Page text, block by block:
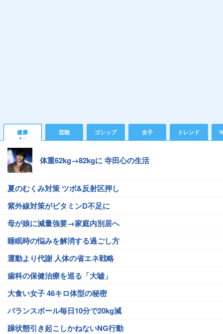
健康 芸能 ゴシップ 女子 トレンド
体重62kg→82kgに 寺田心の生活
夏のむくみ対策 ツボ&反射区押し
紫外線対策がビタミンD不足に
母が娘に減量強要→家庭内別居へ
睡眠時の悩みを解消する過ごし方
運動より代謝 人体の省エネ戦略
歯科の保健治療を巡る「大嘘」
大食い女子 46キロ体型の秘密
バランスボール毎日10分で20kg減
躁状態引き起こしかねないNG行動